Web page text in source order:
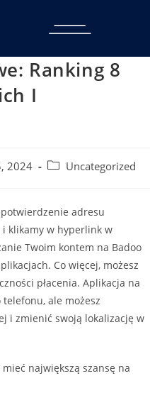
Ranking 8
I
2024 Uncategorized
adresu
i klikamy w hyperlink w
Twoim kontem na Badoo
Co więcej, możesz
płacenia. Aplikacja na
ale możesz
i zmienić swoją lokalizację w
największą szansę na